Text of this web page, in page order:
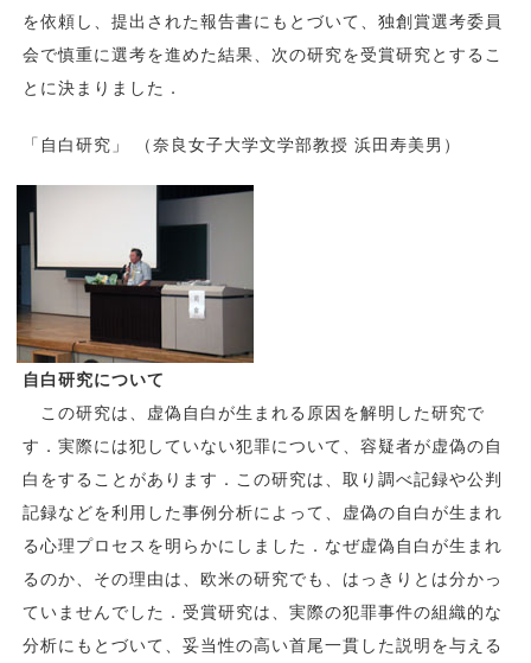
を依頼し、提出された報告書にもとづいて、独創賞選考委員
会で慎重に選考を進めた結果、次の研究を受賞研究とするこ
とに決まりました．
「自白研究」 （奈良女子大学文学部教授 浜田寿美男）
自白研究について
この研究は、虚偽自白が生まれる原因を解明した研究で
す．実際には犯していない犯罪について、容疑者が虚偽の自
白をすることがあります．この研究は、取り調べ記録や公判
記録などを利用した事例分析によって、虚偽の自白が生まれ
る心理プロセスを明らかにしました．なぜ虚偽自白が生まれ
るのか、その理由は、欧米の研究でも、はっきりとは分かっ
ていませんでした．受賞研究は、実際の犯罪事件の組織的な
分析にもとづいて、妥当性の高い首尾一貫した説明を与える